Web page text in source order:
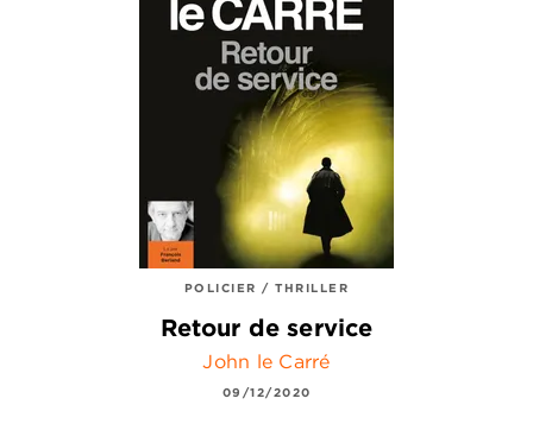
POLICIER / THRILLER
Retour de service
John le Carré
09/12/2020